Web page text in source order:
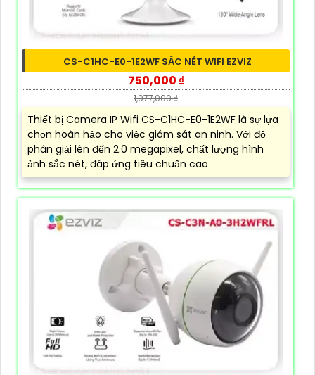
CS-C1HC-E0-1E2WF SẮC NÉT WIFI EZVIZ
750,000 ₫
1,077,000 ₫
Thiết bị Camera IP Wifi CS-C1HC-E0-1E2WF là sự lựa
chọn hoàn hảo cho việc giám sát an ninh. Với độ
phân giải lên đến 2.0 megapixel, chất lượng hình
ảnh sắc nét, đáp ứng tiêu chuẩn cao